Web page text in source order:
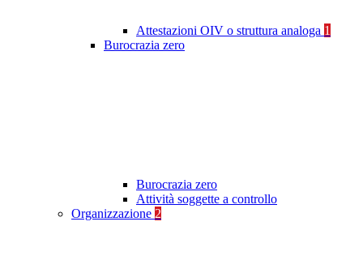
Attestazioni OIV o struttura analoga 1
Burocrazia zero
Burocrazia zero
Attività soggette a controllo
Organizzazione 2